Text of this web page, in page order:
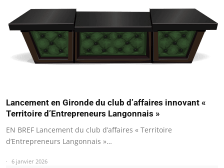
Lancement en Gironde du club d’affaires innovant «
Territoire d’Entrepreneurs Langonnais »
EN BREF Lancement du club d’affaires « Territoire
d’Entrepreneurs Langonnais »…
6 janvier 2026